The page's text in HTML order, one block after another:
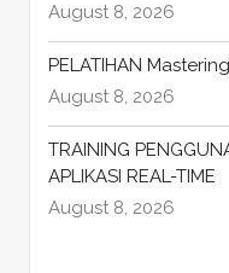
August 8, 2026
PELATIHAN
August 8, 2026
TRAINING
APLIKASI REAL-TIME
August 8, 2026